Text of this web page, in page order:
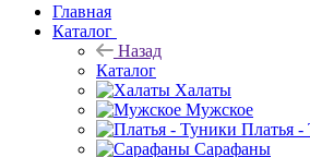
Главная
Каталог
Назад
Каталог
Халаты
Мужское
Платья -
Сарафаны